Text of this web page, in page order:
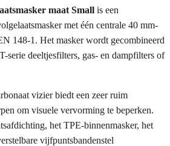
maat Small is een
met één centrale 40 mm-
148-1. Het masker wordt gecombineerd
serie deeltjesfilters, gas- en dampfilters of
vizier biedt een zeer ruim
om visuele vervorming te beperken.
het TPE-binnenmasker, het
vijfpuntsbandenstel